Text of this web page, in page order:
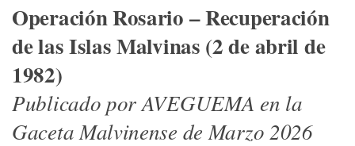
Operación Rosario – Recuperación
de las Islas Malvinas (2 de abril de
1982)
Publicado por AVEGUEMA en la
Gaceta Malvinense de Marzo 2026